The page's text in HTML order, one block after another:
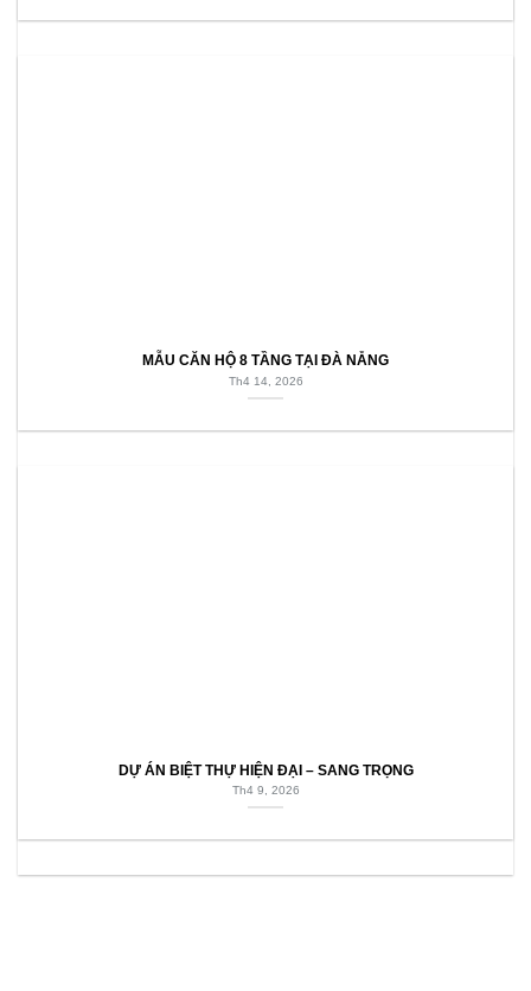
MẪU CĂN HỘ 8 TẦNG TẠI ĐÀ NẴNG
Th4 14, 2026
DỰ ÁN BIỆT THỰ HIỆN ĐẠI – SANG TRỌNG
Th4 9, 2026